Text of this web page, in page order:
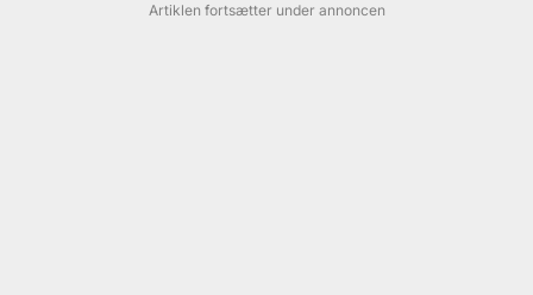
Artiklen fortsætter under annoncen